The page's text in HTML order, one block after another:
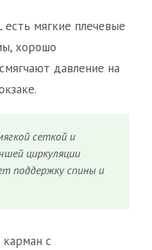
мягкие плечевые
хорошо
давление на
сеткой и
циркуляции
поддержку спины и
с